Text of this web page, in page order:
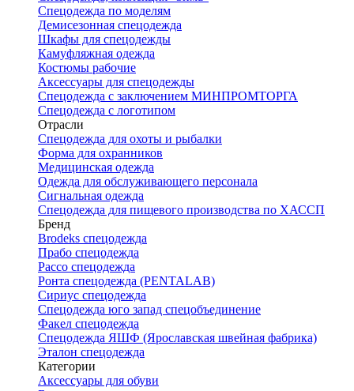
Спецодежда по моделям
Демисезонная спецодежда
Шкафы для спецодежды
Камуфляжная одежда
Костюмы рабочие
Аксессуары для спецодежды
Спецодежда с заключением МИНПРОМТОРГА
Спецодежда с логотипом
Отрасли
Спецодежда для охоты и рыбалки
Форма для охранников
Медицинская одежда
Одежда для обслуживающего персонала
Сигнальная одежда
Спецодежда для пищевого производства по ХАССП
Бренд
Brodeks спецодежда
Прабо спецодежда
Рассо спецодежда
Ронта спецодежда (PENTALAB)
Сириус спецодежда
Спецодежда юго запад спецобъединение
Факел спецодежда
Спецодежда ЯШФ (Ярославская швейная фабрика)
Эталон спецодежда
Категории
Аксессуары для обуви